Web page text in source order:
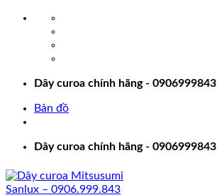
Dây curoa chính hãng - 0906999843
Bản đồ
Dây curoa chính hãng - 0906999843